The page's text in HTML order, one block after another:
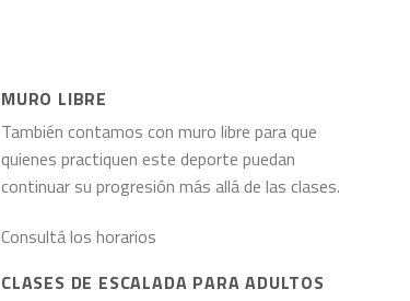
MURO LIBRE
También contamos con muro libre para que
quienes practiquen este deporte puedan
continuar su progresión más allá de las clases.
Consultá los horarios
CLASES DE ESCALADA PARA ADULTOS